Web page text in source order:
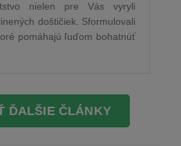
nielen pre Vás vyryli
doštičiek. Sformulovali
pomáhajú ľuďom bohatnúť
ĎALŠIE ČLÁNKY